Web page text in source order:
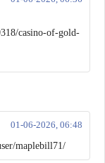
casino-of-gold-
01-06-2026, 06:48
maplebill71/